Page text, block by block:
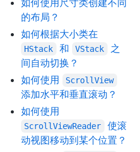
的布局？
如何根据大小类在
HStack 和 VStack
之
间自动切换？
如何使用
ScrollView
添加水平和垂直滚动？
如何使用
ScrollViewReader
使滚
动视图移动到某个位置？